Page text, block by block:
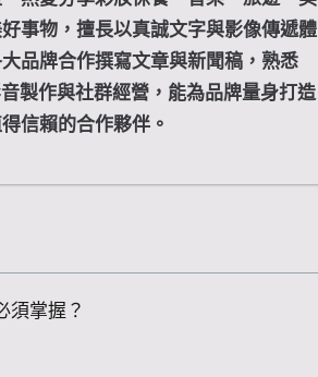
事物，擅長以真誠文字與影像傳遞體
品牌合作撰寫文章與新聞稿，熟悉
製作與社群經營，能為品牌量身打造
信賴的合作夥伴。
須掌握？